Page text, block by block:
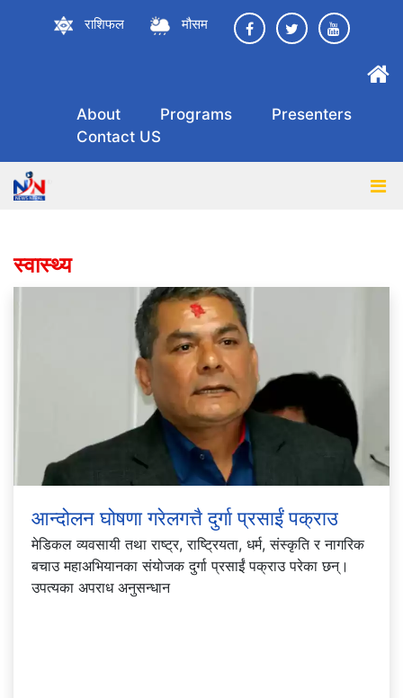
राशिफल मौसम
About Programs
Presenters
Contact US
स्वास्थ्य
आन्दोलन घोषणा गरेलगत्तै दुर्गा प्रसाईं पक्राउ
मेडिकल व्यवसायी तथा राष्ट्र, राष्ट्रियता, धर्म, संस्कृति र नागरिक
बचाउ महाअभियानका संयोजक दुर्गा प्रसाईं पक्राउ परेका छन्।
उपत्यका अपराध अनुसन्धान